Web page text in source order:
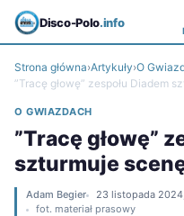
Disco-Polo.info
Strona główna›Artykuły›O
”Tracę głowę” zespołu Diadem
O GWIAZDACH
”Tracę głowę”
szturmuje
Adam Begier 23 listopada
fot. materiał prasowy